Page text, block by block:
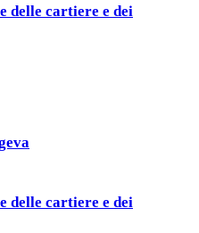
delle cartiere e dei
delle cartiere e dei